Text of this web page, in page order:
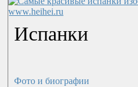
Испанки
Фото и биографии